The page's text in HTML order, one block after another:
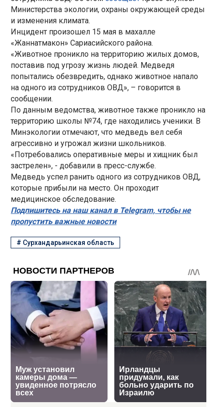
Министерства экологии, охраны окружающей среды
и изменения климата.
Инцидент произошел 15 мая в махалле
«Жаннатмакон» Сариасийского района.
«Животное проникло на территорию жилых домов,
поставив под угрозу жизнь людей. Медведя
попытались обезвредить, однако животное напало
на одного из сотрудников ОВД», – говорится в
сообщении.
По данным ведомства, животное также проникло на
территорию школы №74, где находились ученики. В
Минэкологии отмечают, что медведь вел себя
агрессивно и угрожал жизни школьников.
«Потребовались оперативные меры и хищник был
застрелен», - добавили в пресс-службе.
Медведь успел ранить одного из сотрудников ОВД,
которые прибыли на место. Он проходит
медицинское обследование.
Подпишитесь на наш канал в Telegram, чтобы не
пропустить важные новости
# Сурхандарьинская область